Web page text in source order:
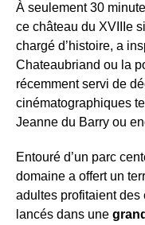
À seulement 30
ce château du XVIIIe
chargé d’histoire, a
Chateaubriand ou la
récemment servi de
cinématographiques
Jeanne du Barry ou
Entouré d’un parc
domaine a offert un
adultes profitaient des
lancés dans une